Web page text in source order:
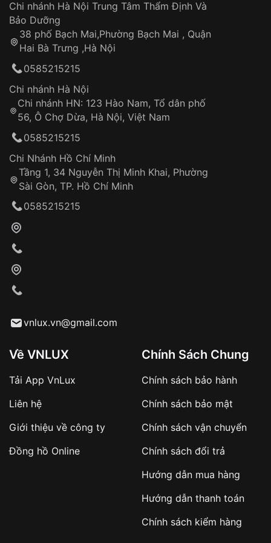
Áp dụng cho tất cả tỉnh thành trên toàn quốc
Thời gian tính từ khi xác nhận đơn hàng thành
công
Hotline: 0585 215 215
Từ khóa SEO:
Khách hàng kiểm tra và thanh toán trực tiếp
Từ khóa SEO:
sản phẩm đặc biệt
hàng
Số tiền còn lại thanh toán khi nhận hàng hoặc
✔️ Đảm bảo xử lý đơn hàng nhanh chóng
✔️ Hạn chế tình trạng hủy đơn không mong
Dây đeo
Sản phẩm đã bị:
Tự ý sửa chữa
thống VNLUX
Đảm bảo quyền lợi khách hàng
Đồng hành cùng khách hàng trong suốt quá
trình sử dụng
Chi nhánh Hà Nội Trung Tâm Thẩm Định Và
Bảo Dưỡng
38 phố Bạch Mai,Phường Bạch Mai , Quận
Hai Bà Trưng ,Hà Nội
0585215215
Chi nhánh Hà Nội
Chi nhánh HN: 123 Hào Nam, Tổ dân phố
56, Ô Chợ Dừa, Hà Nội, Việt Nam
0585215215
Chi Nhánh Hồ Chí Minh
Tầng 1, 34 Nguyễn Thị Minh Khai, Phường
Sài Gòn, TP. Hồ Chí Minh
0585215215
vnlux.vn@gmail.com
Về VNLUX
Tải App VnLux
Liên hệ
Giới thiệu về công ty
Đồng hồ Online
Chính Sách Chung
Chính sách bảo hành
Chính sách bảo mật
Chính sách vận chuyển
Chính sách đổi trả
Hướng dẫn mua hàng
Hướng dẫn thanh toán
Chính sách kiểm hàng